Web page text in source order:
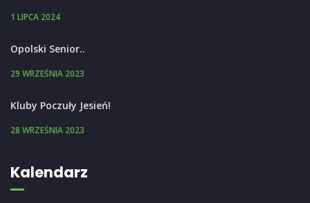
1 LIPCA 2024
Opolski Senior..
29 WRZEŚNIA 2023
Kluby Poczuły Jesień!
28 WRZEŚNIA 2023
Kalendarz